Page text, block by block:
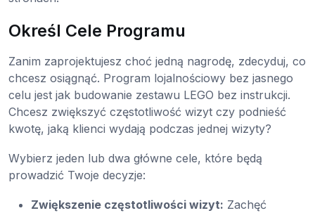
Określ Cele Programu
Zanim zaprojektujesz choć jedną nagrodę, zdecyduj, co
chcesz osiągnąć. Program lojalnościowy bez jasnego
celu jest jak budowanie zestawu LEGO bez instrukcji.
Chcesz zwiększyć częstotliwość wizyt czy podnieść
kwotę, jaką klienci wydają podczas jednej wizyty?
Wybierz jeden lub dwa główne cele, które będą
prowadzić Twoje decyzje:
Zwiększenie częstotliwości wizyt: Zachęć